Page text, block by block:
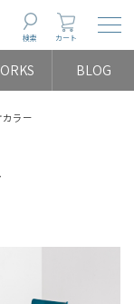
検索 カート
BLOG
ラー